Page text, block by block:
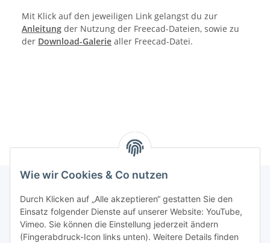
Mit Klick auf den jeweiligen Link gelangst du zur
Anleitung der Nutzung der Freecad-Dateien, sowie zu
der Download-Galerie aller Freecad-Datei.
Informationen
Wie wir Cookies & Co nutzen
Durch Klicken auf „Alle akzeptieren“ gestatten Sie den
Einsatz folgender Dienste auf unserer Website: YouTube,
Vimeo. Sie können die Einstellung jederzeit ändern
(Fingerabdruck-Icon links unten). Weitere Details finden